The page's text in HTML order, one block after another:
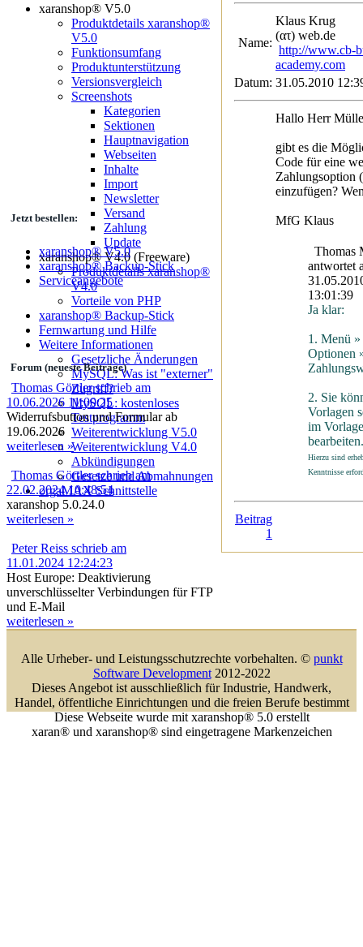
xaranshop® V5.0
Produktdetails xaranshop®
V5.0
Funktionsumfang
Produktunterstützung
Versionsvergleich
Screenshots
Kategorien
Sektionen
Hauptnavigation
Webseiten
Inhalte
Import
Newsletter
Versand
Zahlung
Update
xaranshop® V4.0 (Freeware)
Produktdetails xaranshop®
V4.0
Vorteile von PHP
xaranshop® Backup-Stick
Fernwartung und Hilfe
Weitere Informationen
Gesetzliche Änderungen
MySQL: Was ist "externer"
Zugriff?
MySQL: kostenloses
Testprogramm
Weiterentwicklung V5.0
Weiterentwicklung V4.0
Abkündigungen
Gesetze und Abmahnungen
orgaMAX Schnittstelle
Jetzt bestellen:
xaranshop® V5.0
xaranshop® Backup-Stick
Serviceangebote
Forum (neueste Beiträge)
Thomas Görtler schrieb am
10.06.2026 11:00:25
Widerrufsbutton und Formular ab
19.06.2026
weiterlesen »
Thomas Görtler schrieb am
22.02.2024 10:48:54
xaranshop 5.0.24.0
weiterlesen »
Peter Reiss schrieb am
11.01.2024 12:24:23
Host Europe: Deaktivierung
unverschlüsselter Verbindungen für FTP
und E-Mail
weiterlesen »
Name:
Klaus
(ατ) web.de
http://www.cb-
academy.com
Datum: 31.05.2010
Hallo Herr
gibt es die
Code für eine
Zahlungsoption
einzufügen?
MfG Klaus
Thomas
antwortet
13:01:39
Ja klar:
1. Menü »
Optionen
2. Sie
Vorlagen
im
bearbeiten.
Hierzu sind
Kenntnisse
Beitrag
1
Alle Urheber- und Leistungsschutzrechte vorbehalten. © punkt
Software Development2012-2022
Dieses Angebot ist ausschließlich für Industrie, Handwerk,
Handel, öffentliche Einrichtungen und die freien Berufe bestimmt
Diese Webseite wurde mit xaranshop® 5.0 erstellt
xaran® und xaranshop® sind eingetragene Markenzeichen